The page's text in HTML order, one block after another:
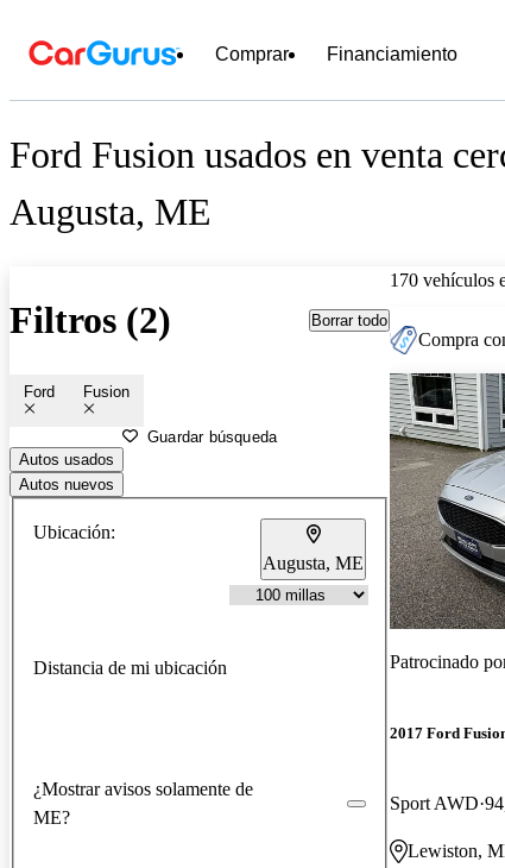
Comprar Financiamiento
Ford Fusion usados en venta
Augusta, ME
Filtros (2) Borrar todo
Ford Fusion
Guardar búsqueda
Autos usados
Autos nuevos
Ubicación:
Augusta, ME
Distancia de mi ubicación
¿Mostrar avisos solamente de
ME?
170 vehículos
Compra
Patrocinado
2017 Ford
Sport AWD
Lewiston,